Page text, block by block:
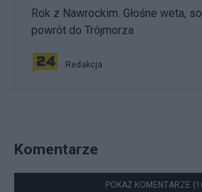
Rok z Nawrockim. Głośne weta,
powrót do Trójmorza
Redakcja
Komentarze
POKAŻ KOMENTARZE